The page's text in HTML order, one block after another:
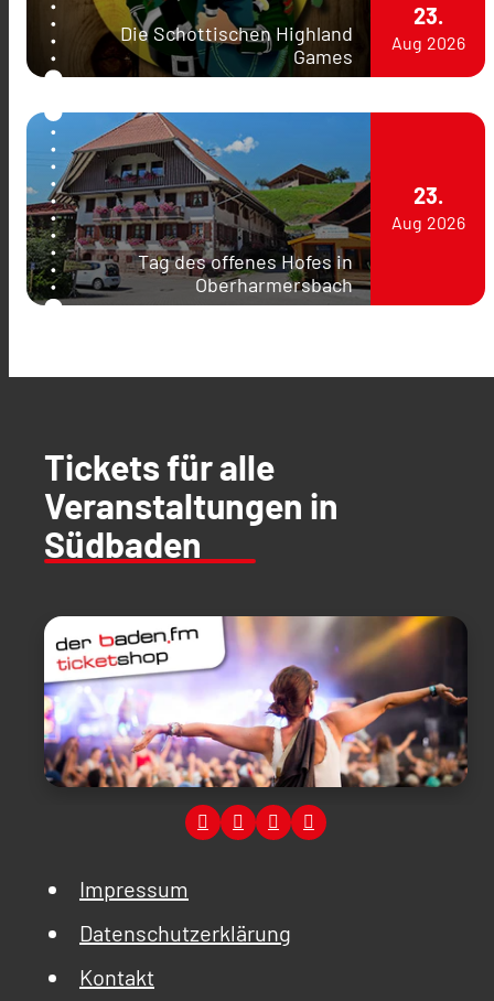
Die Schottischen Highland
Games
23.
Aug 2026
Tag des offenes Hofes in
Oberharmersbach
23.
Aug 2026
Tickets für alle
Veranstaltungen in
Südbaden
Impressum
Datenschutzerklärung
Kontakt